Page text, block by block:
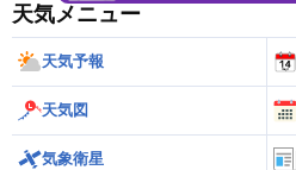
天気メニュー
天気予報
天気図
気象衛星